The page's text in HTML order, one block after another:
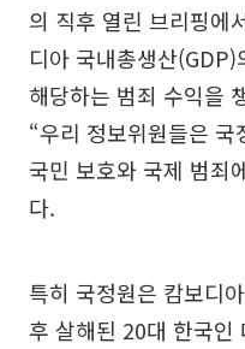
의 직후 열린 브리핑에
디아 국내총생산
해당하는 범죄 수익을
“우리 정보위원들은
국민 보호와 국제 범죄
다.
특히 국정원은 캄보디
후 살해된 20대 한국인